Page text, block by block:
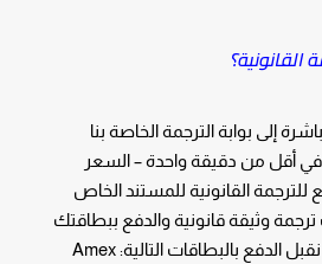
إلى بوابة الترجمة الخاصة بنا
أقل من دقيقة واحدة – السعر
القانونية للمستند الخاص
وثيقة قانونية والدفع ببطاقتك
الائتمانية عبر الإنترنت، نقبل الدفع بالبطاقات التالية: Amex